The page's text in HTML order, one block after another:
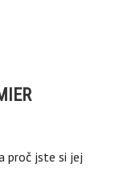
proč jste si jej